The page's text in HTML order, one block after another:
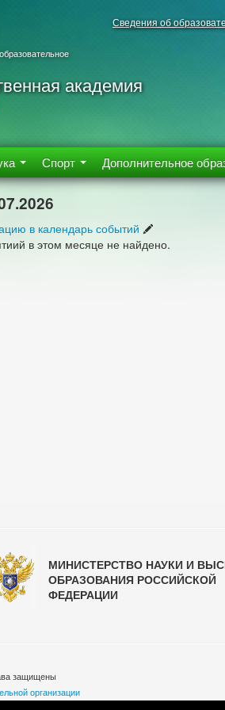
Сведения об
академия
Спорт Дополнительное
в календарь событий
в этом месяце не найдено.
МИНИСТЕРСТВО НАУКИ И
ОБРАЗОВАНИЯ РОССИЙСКОЙ
ФЕДЕРАЦИИ
защищены
организации